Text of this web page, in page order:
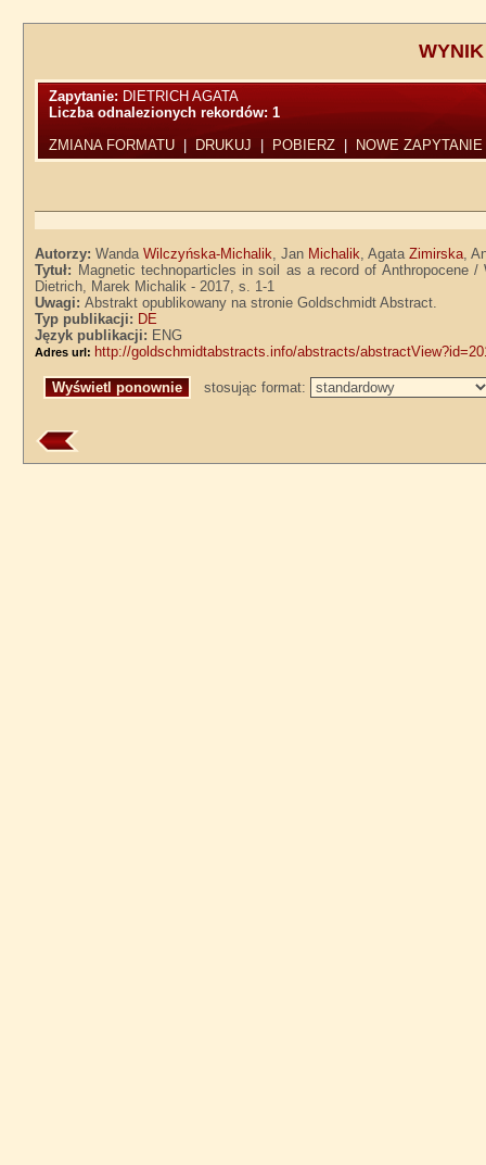
Zapytanie: DIETRICH AGATA
Liczba odnalezionych rekordów:1
ZMIANA FORMATU
DRUKUJ POBIERZ NOWE ZAPYTANIE
Autorzy:WandaWilczyńska-Michalik, Jan Michalik, AgataZimirska,
Tytuł: Magnetic technoparticles in soil as a record of Anthropocene
Dietrich, Marek Michalik - 2017, s. 1-1
Uwagi:Abstrakt opublikowany na stronie Goldschmidt Abstract.
Typ publikacji: DE
Język publikacji: ENG
Adres url: http://goldschmidtabstracts.info/abstracts/
stosując format: